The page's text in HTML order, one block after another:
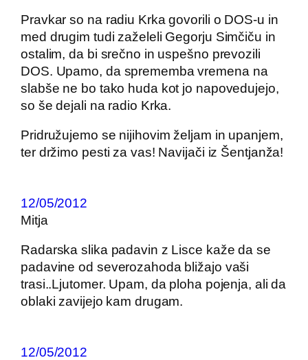
Pravkar so na radiu Krka govorili o DOS-u in
med drugim tudi zaželeli Gegorju Simčiču in
ostalim, da bi srečno in uspešno prevozili
DOS. Upamo, da sprememba vremena na
slabše ne bo tako huda kot jo napovedujejo,
so še dejali na radio Krka.
Pridružujemo se nijihovim željam in upanjem,
ter držimo pesti za vas! Navijači iz Šentjanža!
12/05/2012
Mitja
Radarska slika padavin z Lisce kaže da se
padavine od severozahoda bližajo vaši
trasi..Ljutomer. Upam, da ploha pojenja, ali da
oblaki zavijejo kam drugam.
12/05/2012